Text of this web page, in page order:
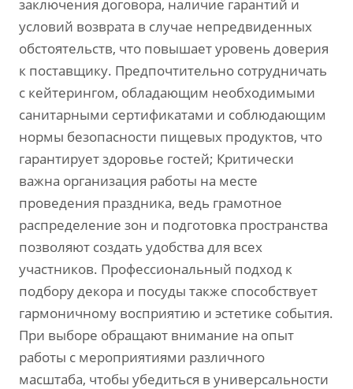
заключения договора, наличие гарантий и
условий возврата в случае непредвиденных
обстоятельств, что повышает уровень доверия
к поставщику. Предпочтительно сотрудничать
с кейтерингом, обладающим необходимыми
санитарными сертификатами и соблюдающим
нормы безопасности пищевых продуктов, что
гарантирует здоровье гостей; Критически
важна организация работы на месте
проведения праздника, ведь грамотное
распределение зон и подготовка пространства
позволяют создать удобства для всех
участников. Профессиональный подход к
подбору декора и посуды также способствует
гармоничному восприятию и эстетике события.
При выборе обращают внимание на опыт
работы с мероприятиями различного
масштаба, чтобы убедиться в универсальности